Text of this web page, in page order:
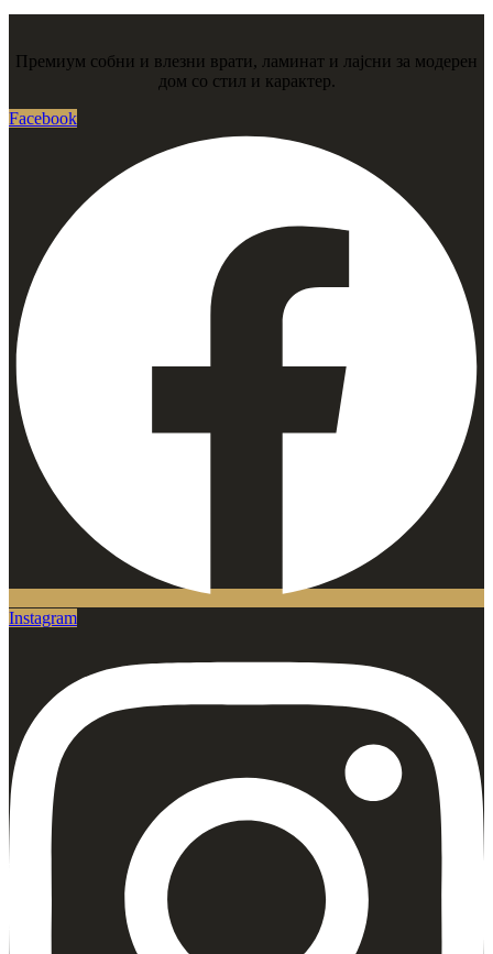
Премиум собни и влезни врати, ламинат и лајсни за модерен
дом со стил и карактер.
Facebook
Instagram